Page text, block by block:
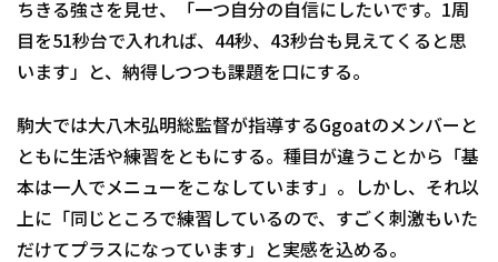
ちきる強さを見せ、「一つ自分の自信にしたいです。1周
目を51秒台で入れれば、44秒、43秒台も見えてくると思
います」と、納得しつつも課題を口にする。
駒大では大八木弘明総監督が指導するGgoatのメンバーと
ともに生活や練習をともにする。種目が違うことから「基
本は一人でメニューをこなしています」。しかし、それ以
上に「同じところで練習しているので、すごく刺激もいた
だけてプラスになっています」と実感を込める。